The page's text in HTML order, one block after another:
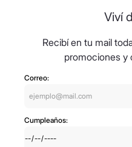
Viví
Recibí en tu mail
promociones y
Correo:
Cumpleaños: